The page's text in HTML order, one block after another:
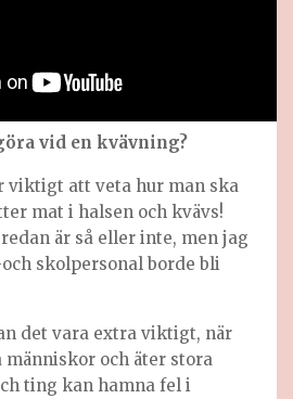
vid en kvävning?
viktigt att veta hur man ska
mat i halsen och kvävs!
är så eller inte, men jag
skolpersonal borde bli
det vara extra viktigt, när
människor och äter stora
ting kan hamna fel i